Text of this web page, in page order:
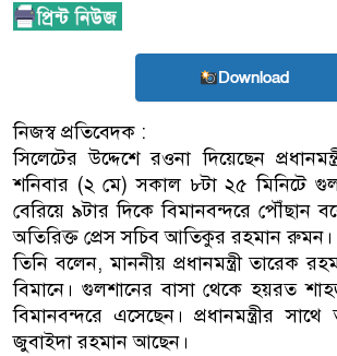
Download
নিজস্ব প্রতিবেদক :
সিলেটের উদ্দেশে রওনা দিয়েছেন
শনিবার (২ মে) সকাল ৮টা ২৫ মিনিটে
বেরিয়ে ৯টার দিকে বিমানবন্দরে পৌঁছান
অতিরিক্ত প্রেস সচিব আতিকুর রহমান রুমন।
তিনি বলেন, মাননীয় প্রধানমন্ত্রী তারেক
বিমানে। গুলশানের বাসা থেকে হয়রত
বিমানবন্দরে এসেছেন। প্রধানমন্ত্রীর
জুবাইদা রহমান আছেন।